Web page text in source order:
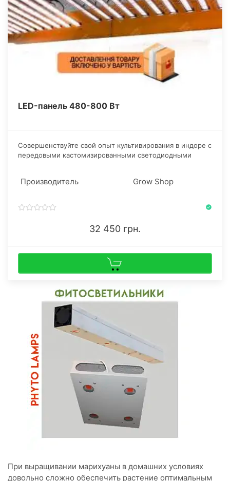
LED-панель 480-800 Вт
​Совершенствуйте свой опыт культивирования в индоре с
передовыми кастомизированными светодиодными
Производитель Grow Shop
32 450 грн.
При выращивании марихуаны в домашних условиях
довольно сложно обеспечить растение оптимальным